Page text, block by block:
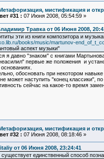
мистификация и
#31 : 07 Июня 2008, 05:54:59 »
Травка от 06 Июня 2008,
эти из книги композитора и
books/music/martunov-
аспект музыки"
я давно "знаком" с книгами
первые же положения и
обосновать при некотором
может наступить "конец классики",
сейчас на какое-то время
мистификация и
#32 : 07 Июня 2008, 08:18:46 »
от 06 Июня 2008, 23:24:41
единственный способ